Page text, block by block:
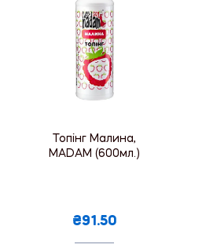
Топінг Малина,
MADAM (600мл.)
₴91.50